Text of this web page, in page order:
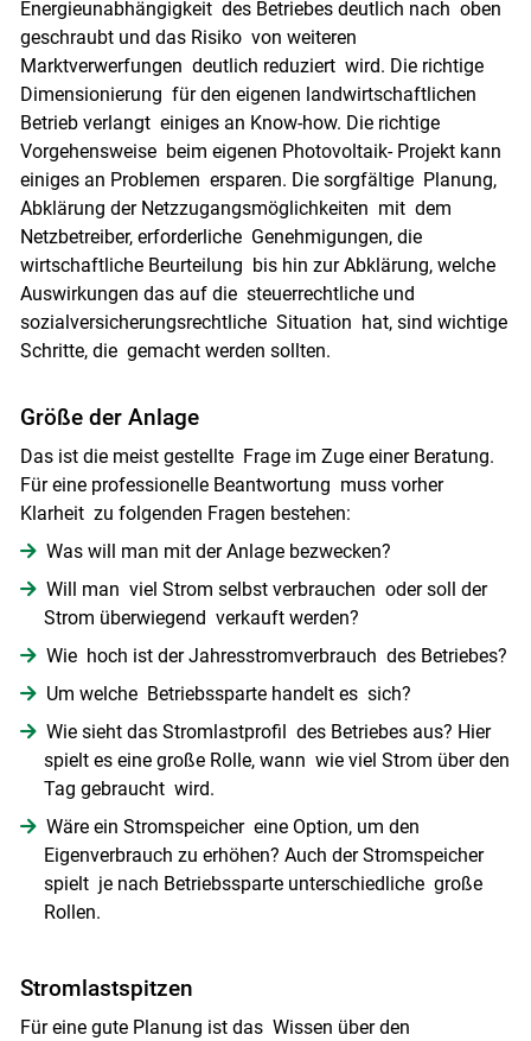
Energieunabhängigkeit des Betriebes deutlich nach oben
geschraubt und das Risiko von weiteren
Marktverwerfungen deutlich reduziert wird. Die richtige
Dimensionierung für den eigenen landwirtschaftlichen
Betrieb verlangt einiges an Know-how. Die richtige
Vorgehensweise beim eigenen Photovoltaik- Projekt kann
einiges an Problemen ersparen. Die sorgfältige Planung,
Abklärung der Netzzugangsmöglichkeiten mit dem
Netzbetreiber, erforderliche Genehmigungen, die
wirtschaftliche Beurteilung bis hin zur Abklärung, welche
Auswirkungen das auf die steuerrechtliche und
sozialversicherungsrechtliche Situation hat, sind wichtige
Schritte, die gemacht werden sollten.
Größe der Anlage
Das ist die meist gestellte Frage im Zuge einer Beratung.
Für eine professionelle Beantwortung muss vorher
Klarheit zu folgenden Fragen bestehen:
Was will man mit der Anlage bezwecken?
Will man viel Strom selbst verbrauchen oder soll der
Strom überwiegend verkauft werden?
Wie hoch ist der Jahresstromverbrauch des Betriebes?
Um welche Betriebssparte handelt es sich?
Wie sieht das Stromlastprofil des Betriebes aus? Hier
spielt es eine große Rolle, wann wie viel Strom über den
Tag gebraucht wird.
Wäre ein Stromspeicher eine Option, um den
Eigenverbrauch zu erhöhen? Auch der Stromspeicher
spielt je nach Betriebssparte unterschiedliche große
Rollen.
Stromlastspitzen
Für eine gute Planung ist das Wissen über den